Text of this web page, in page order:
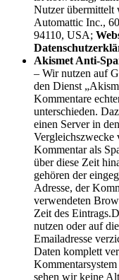
Nutzer übermittelt
Automattic Inc.,
94110, USA;
Akismet Anti-
– Wir nutzen auf
den Dienst
Kommentare
unterschieden.
einen Server in
Vergleichszwecke
Kommentar als
über diese Zeit
gehören der
Adresse, der
verwendeten
Zeit des
nutzen oder auf
Emailadresse
Daten komplett
sehen wir keine